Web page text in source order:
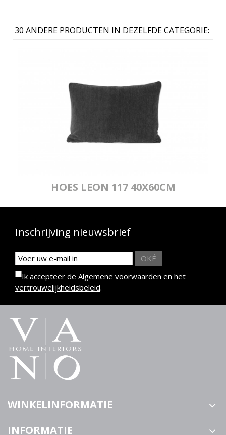
30 ANDERE PRODUCTEN IN DEZELFDE CATEGORIE:
HOES LEON 117 40X60CM
Inschrijving nieuwsbrief
OKÉ
Ik accepteer de Algemene voorwaarden en het
vertrouwelijkheidsbeleid.
WINKELINFORMATIE
INFORMATIE